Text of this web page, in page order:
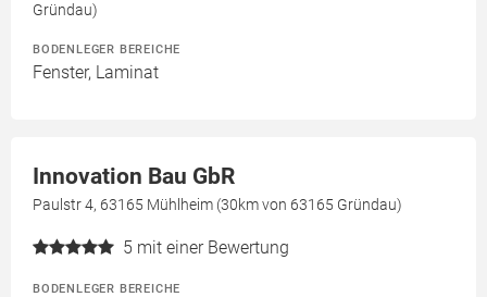
Gründau)
BODENLEGER BEREICHE
Fenster, Laminat
Innovation Bau GbR
Paulstr 4, 63165 Mühlheim (30km von 63165 Gründau)
5 mit einer Bewertung
BODENLEGER BEREICHE